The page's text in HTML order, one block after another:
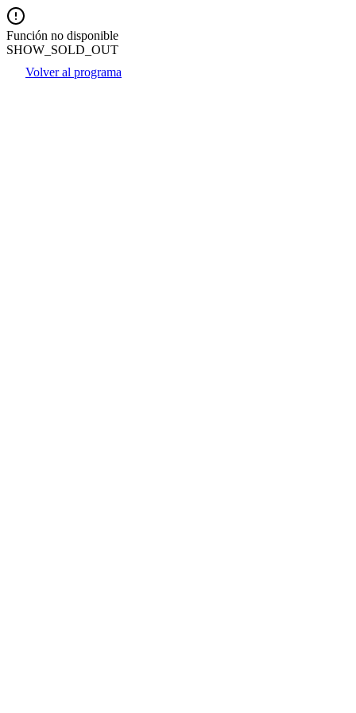
Función no disponible
SHOW_SOLD_OUT
Volver al programa